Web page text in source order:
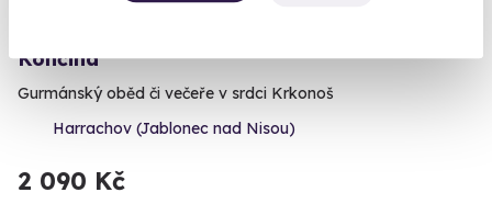
Končina
Gurmánský oběd či večeře v srdci Krkonoš
Harrachov (Jablonec nad Nisou)
2 090 Kč